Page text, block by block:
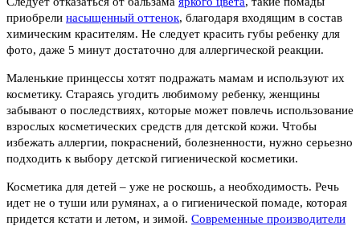
приобрели насыщенный оттенок, благодаря входящим в состав
химическим красителям. Не следует красить губы ребенку для
фото, даже 5 минут достаточно для аллергической реакции.
Маленькие принцессы хотят подражать мамам и используют их
косметику. Стараясь угодить любимому ребенку, женщины
забывают о последствиях, которые может повлечь использование
взрослых косметических средств для детской кожи. Чтобы
избежать аллергии, покраснений, болезненности, нужно серьезно
подходить к выбору детской гигиенической косметики.
Косметика для детей – уже не роскошь, а необходимость. Речь
идет не о туши или румянах, а о гигиенической помаде, которая
придется кстати и летом, и зимой. Современные производители